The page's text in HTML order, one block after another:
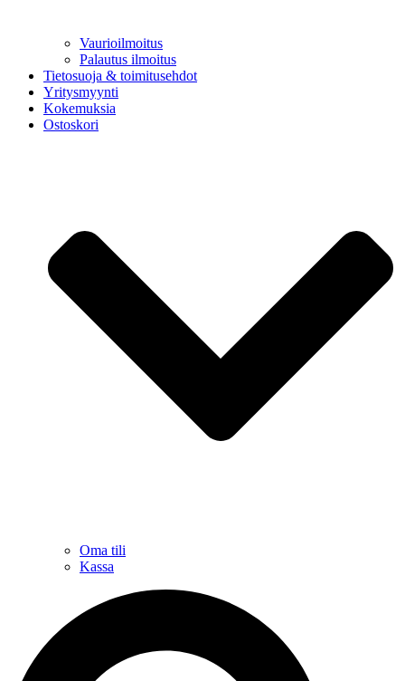
Vaurioilmoitus
Palautus ilmoitus
Tietosuoja & toimitusehdot
Yritysmyynti
Kokemuksia
Ostoskori
Oma tili
Kassa